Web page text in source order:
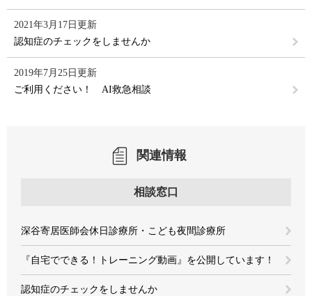
2021年3月17日更新
認知症のチェックをしませんか
2019年7月25日更新
ご利用ください！ AI救急相談
関連情報
相談窓口
深谷寄居医師会休日診療所・こども夜間診療所
『自宅でできる！トレーニング動画』を公開しています！
認知症のチェックをしませんか